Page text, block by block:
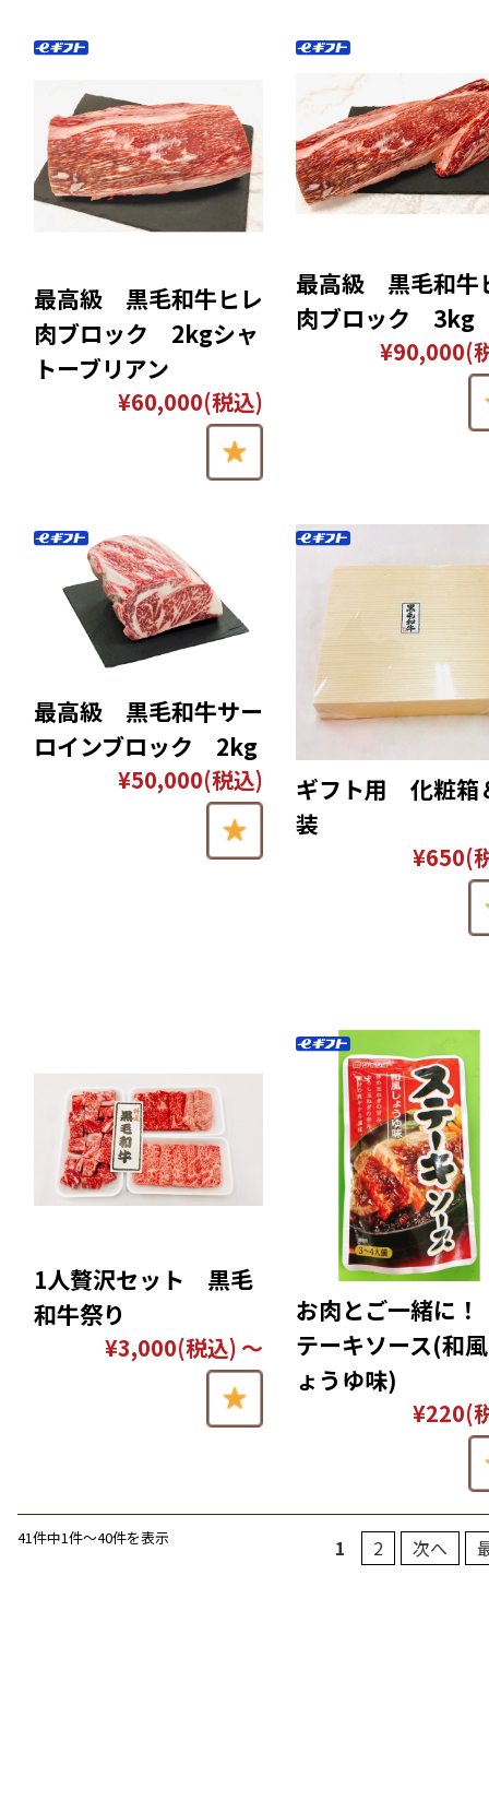
最高級 黒毛和牛ヒレ
肉ブロック 2kgシャ
トーブリアン
¥60,000(税込)
最高級 黒毛和牛
肉ブロック 3kg
¥90,000(
最高級 黒毛和牛サー
ロインブロック 2kg
¥50,000(税込)
ギフト用 化粧箱
装
¥650(
1人贅沢セット 黒毛
和牛祭り
¥3,000(税込) ～
お肉とご一緒に
テーキソース(和
ょうゆ味)
¥220(
41件中1件〜40件を表示 1 2 次へ